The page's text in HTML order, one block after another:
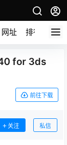
网址 排行榜
for 3ds
前往下载
关注 私信